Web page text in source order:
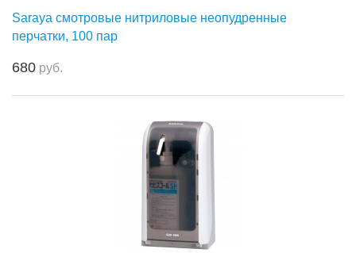
Saraya смотровые нитриловые неопудренные
перчатки, 100 пар
680 руб.